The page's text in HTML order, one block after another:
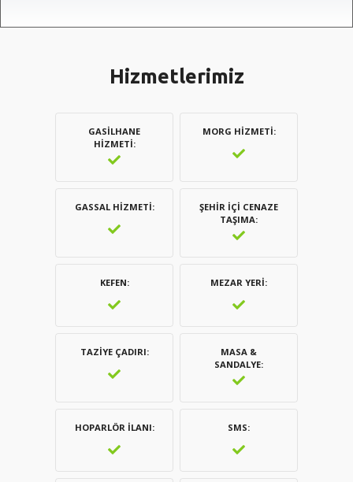
Hizmetlerimiz
GASILHANE
HIZMETI
MORG HIZMETI
GASSAL HIZMETI
ŞEHIR İÇI CENAZE
TAŞIMA
KEFEN MEZAR YERI
TAZIYE ÇADIRI
MASA &
SANDALYE
HOPARLÖR İLANI SMS